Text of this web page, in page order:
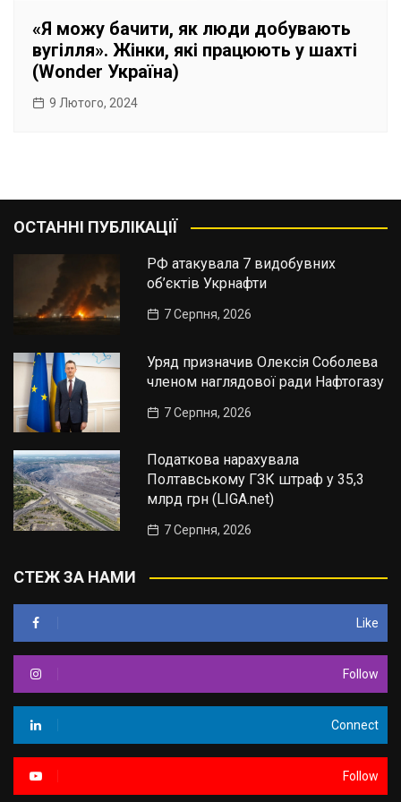
«Я можу бачити, як люди добувають
вугілля». Жінки, які працюють у шахті
(Wonder Україна)
9 Лютого, 2024
ОСТАННІ ПУБЛІКАЦІЇ
РФ атакувала 7 видобувних
об’єктів Укрнафти
7 Серпня, 2026
Уряд призначив Олексія Соболева
членом наглядової ради Нафтогазу
7 Серпня, 2026
Податкова нарахувала
Полтавському ГЗК штраф у 35,3
млрд грн (LIGA.net)
7 Серпня, 2026
СТЕЖ ЗА НАМИ
Like
Follow
Connect
Follow